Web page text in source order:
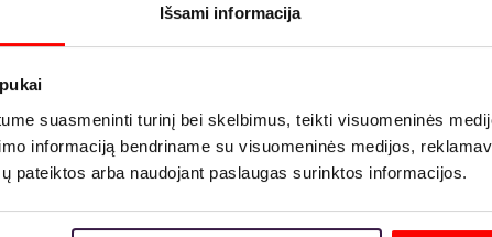
Išsami informacija
suasmeninti turinį bei skelbimus, teikti visuomeninės
informaciją bendriname su visuomeninės medijos,
pateiktos arba naudojant paslaugas surinktos informacijos.